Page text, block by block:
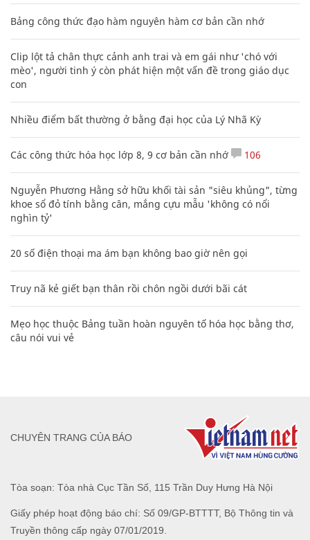
Bảng công thức đạo hàm nguyên hàm cơ bản cần nhớ
Clip lột tả chân thực cảnh anh trai và em gái như 'chó với
mèo', người tinh ý còn phát hiện một vấn đề trong giáo dục
con
Nhiều điểm bất thường ở bằng đại học của Lý Nhã Kỳ
Các công thức hóa học lớp 8, 9 cơ bản cần nhớ 106
Nguyễn Phương Hằng sở hữu khối tài sản "siêu khủng", từng
khoe sổ đỏ tính bằng cân, mắng cựu mẫu 'không có nổi
nghìn tỷ'
20 số điện thoại ma ám bạn không bao giờ nên gọi
Truy nã kẻ giết bạn thân rồi chôn ngồi dưới bãi cát
Mẹo học thuộc Bảng tuần hoàn nguyên tố hóa học bằng thơ,
câu nói vui vẻ
Tòa soạn: Tòa nhà Cục Tần Số, 115 Trần Duy Hưng Hà Nội
Giấy phép hoạt động báo chí: Số 09/GP-BTTTT, Bộ Thông tin và
Truyền thông cấp ngày 07/01/2019.
CHUYÊN TRANG CỦA BÁO